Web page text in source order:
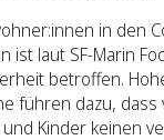
in den
ist laut SF-Marin
betroffen.
führen dazu, dass
Kinder keinen